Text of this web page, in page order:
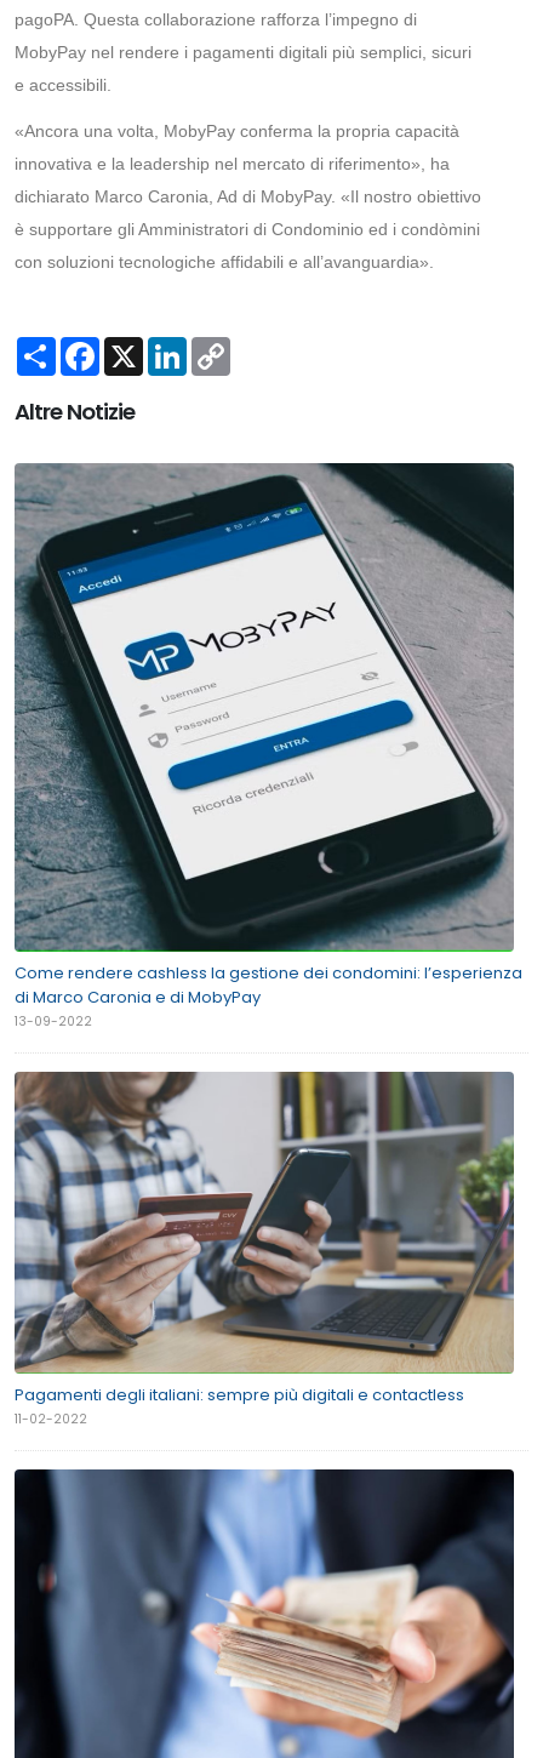
Altre Notizie
Come rendere cashless la gestione dei condomini: l’esperienza
di Marco Caronia e di MobyPay
13-09-2022
Pagamenti degli italiani: sempre più digitali e contactless
11-02-2022
pagoPA. Questa collaborazione rafforza l’impegno di
MobyPay nel rendere i pagamenti digitali più semplici, sicuri
e accessibili.
«Ancora una volta, MobyPay conferma la propria capacità
innovativa e la leadership nel mercato di riferimento», ha
dichiarato Marco Caronia, Ad di MobyPay. «Il nostro obiettivo
è supportare gli Amministratori di Condominio ed i condòmini
con soluzioni tecnologiche affidabili e all’avanguardia».
Share Facebook
X LinkedIn